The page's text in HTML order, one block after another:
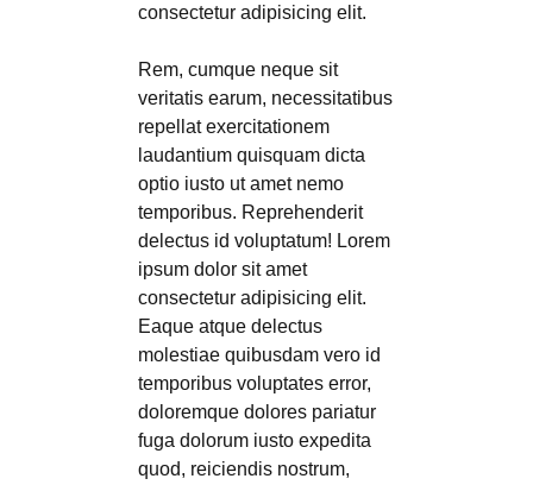
consectetur adipisicing elit.
Rem, cumque neque sit
veritatis earum, necessitatibus
repellat exercitationem
laudantium quisquam dicta
optio iusto ut amet nemo
temporibus. Reprehenderit
delectus id voluptatum! Lorem
ipsum dolor sit amet
consectetur adipisicing elit.
Eaque atque delectus
molestiae quibusdam vero id
temporibus voluptates error,
doloremque dolores pariatur
fuga dolorum iusto expedita
quod, reiciendis nostrum,